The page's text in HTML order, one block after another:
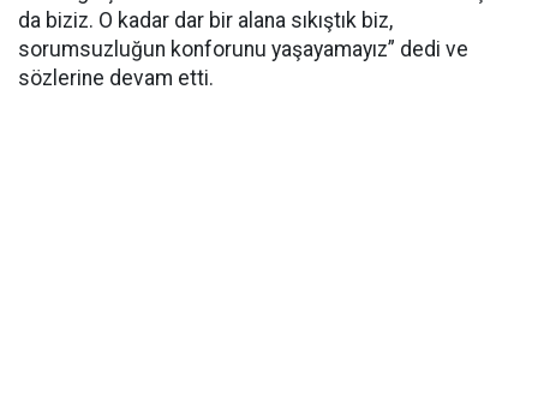
da biziz. O kadar dar bir alana sıkıştık biz,
sorumsuzluğun konforunu yaşayamayız” dedi ve
sözlerine devam etti.